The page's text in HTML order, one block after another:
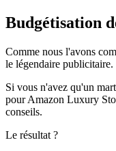
Budgétisation
Comme nous l'avons
le légendaire publicitaire.
Si vous n'avez qu'un
pour Amazon Luxury
conseils.
Le résultat ?